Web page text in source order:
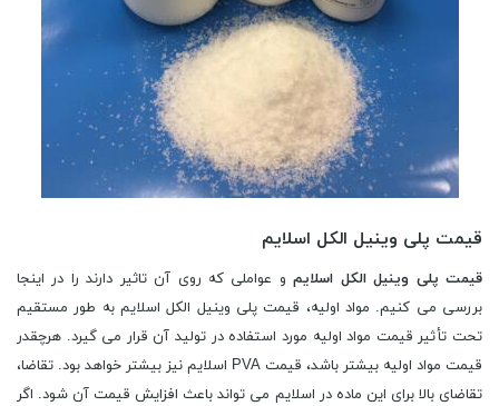
قیمت پلی وینیل الکل اسلایم
قیمت پلی وینیل الکل اسلایم و عواملی که روی آن تاثیر دارند را در اینجا
بررسی می کنیم. مواد اولیه، قیمت پلی وینیل الکل اسلایم به طور مستقیم
تحت تأثیر قیمت مواد اولیه مورد استفاده در تولید آن قرار می گیرد. هرچقدر
قیمت مواد اولیه بیشتر باشد، قیمت PVA اسلایم نیز بیشتر خواهد بود. تقاضا،
تقاضای بالا برای این ماده در اسلایم می تواند باعث افزایش قیمت آن شود. اگر